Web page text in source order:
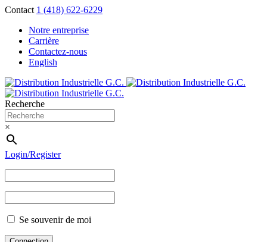
Contact 1 (418) 622-6229
Notre entreprise
Carrière
Contactez-nous
English
Recherche
×
Login/Register
Se souvenir de moi